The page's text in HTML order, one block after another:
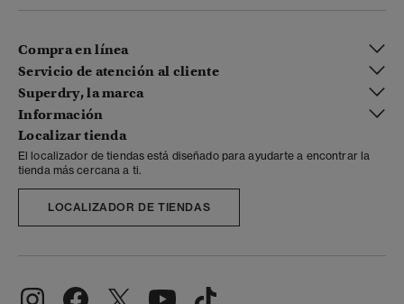
Compra en línea
Servicio de atención al cliente
Superdry, la marca
Información
Localizar tienda
El localizador de tiendas está diseñado para ayudarte a encontrar la
tienda más cercana a ti.
LOCALIZADOR DE TIENDAS